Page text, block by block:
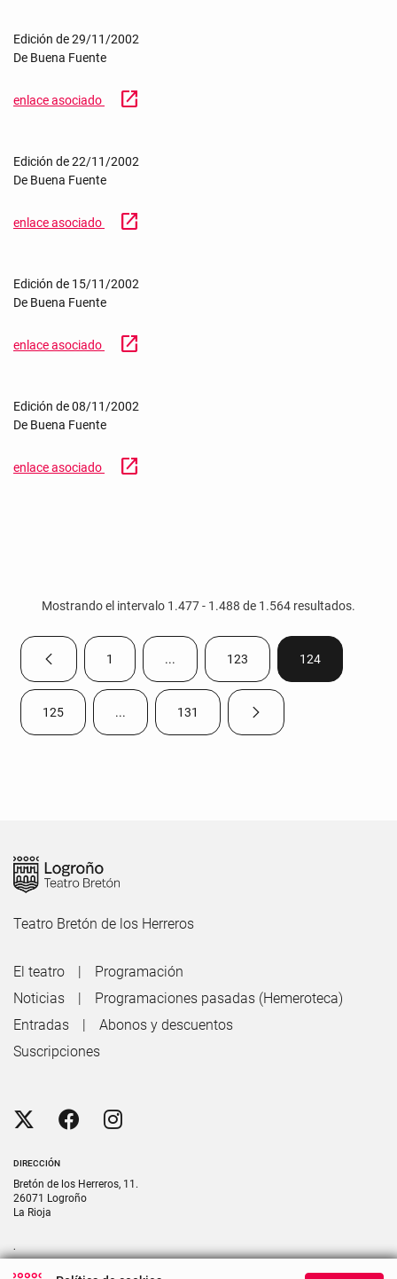
Edición de 29/11/2002
De Buena Fuente
enlace asociado open_in_new
Edición de 22/11/2002
De Buena Fuente
enlace asociado open_in_new
Edición de 15/11/2002
De Buena Fuente
enlace asociado open_in_new
Edición de 08/11/2002
De Buena Fuente
enlace asociado open_in_new
Mostrando el intervalo 1.477 - 1.488 de 1.564 resultados.
Página anteriorPágina
1 ...Páginas intermedias Use TAB para
Página
123 Página
124
Página
125 ...Páginas intermedias Use TAB para desplazarse.
Página
131 Página siguiente
Teatro Bretón de los Herreros
DIRECCIÓN
Bretón de los Herreros, 11.
26071 Logroño
La Rioja
.
CONTACTO
El teatro
Programación
Noticias
Programaciones pasadas (Hemeroteca)
Entradas
Abonos y descuentos
Suscripciones